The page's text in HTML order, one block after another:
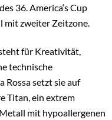
36. America‘s Cup
mit zweiter Zeitzone.
für Kreativität,
technische
Rossa setzt sie auf
Titan, ein extrem
mit hypoallergenen